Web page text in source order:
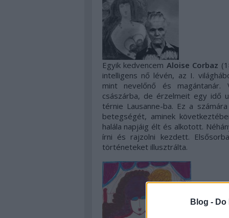
Blog -
Egyik kedvencem Aloise Corbaz
intelligens nő lévén, az I.
mint nevelőnő és
császárba, de érzelmeit egy idő
térnie Lausanne-ba. Ez a
betegségét, aminek
halála napjáig élt és alkotott.
írni és rajzolni kezdett.
történeteket illusztrálta.